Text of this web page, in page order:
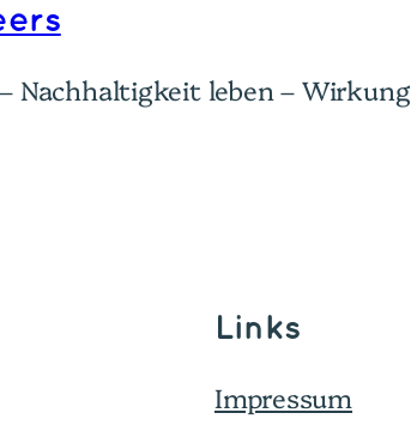
Nachhaltigkeit leben – Wirkung
Links
Impressum